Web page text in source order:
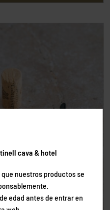
cava & hotel
nuestros productos se
edad antes de entrar en